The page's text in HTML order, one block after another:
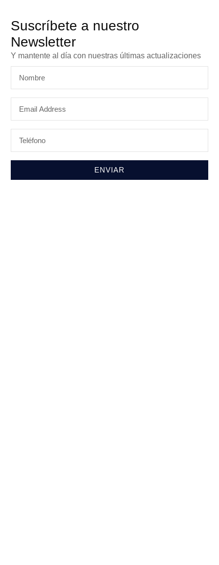
Suscríbete a nuestro
Newsletter
Y mantente al día con nuestras últimas actualizaciones
ENVIAR